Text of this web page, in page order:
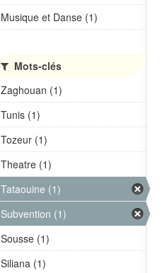
Musique et Danse (1)
Mots-clés
Zaghouan (1)
Tunis (1)
Tozeur (1)
Theatre (1)
Tataouine (1)
Subvention (1)
Sousse (1)
Siliana (1)